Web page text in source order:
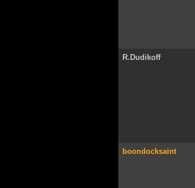
R.Dudikoff
boondocksaint